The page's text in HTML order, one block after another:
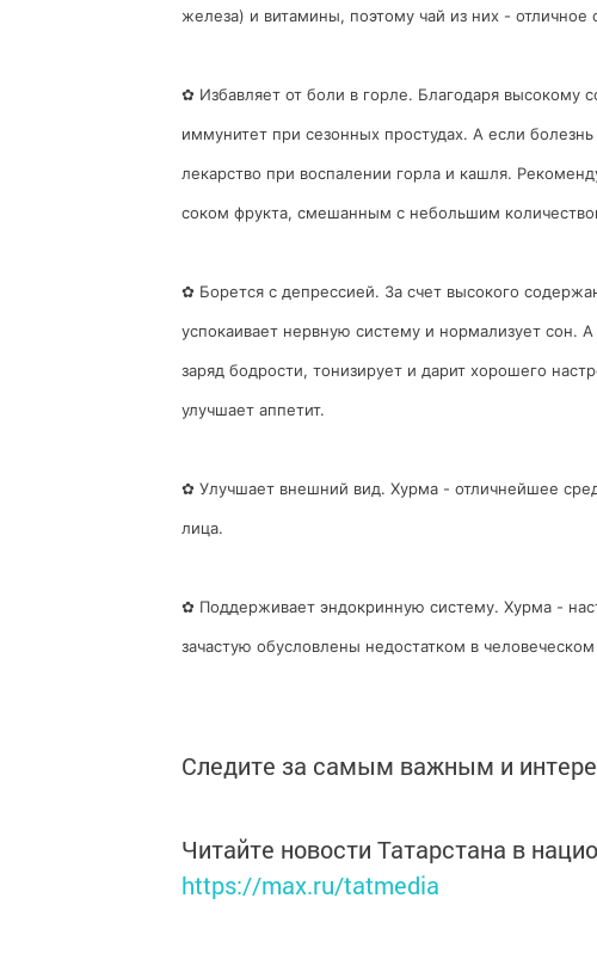
железа) и витамины, поэтому чай из них - отличное
✿ Избавляет от боли в горле. Благодаря
иммунитет при сезонных простудах. А если
лекарство при воспалении горла и кашля.
соком фрукта, смешанным с небольшим
✿ Борется с депрессией. За счет высокого
успокаивает нервную систему и нормализует сон.
заряд бодрости, тонизирует и дарит хорошего
улучшает аппетит.
✿ Улучшает внешний вид. Хурма - отличнейшее
лица.
✿ Поддерживает эндокринную систему. Хурма -
зачастую обусловлены недостатком в
Следите за самым важным и
Читайте новости Татарстана в
https://max.ru/tatmedia